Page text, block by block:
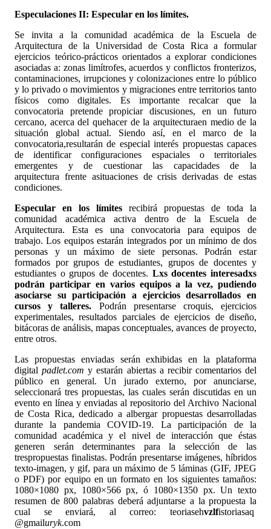
Especulaciones II: Especular en los límites.
Se invita a la comunidad académica de la Escuela de
Arquitectura de la Universidad de Costa Rica a formular
ejercicios teórico-prácticos orientados a explorar condiciones
asociadas a: zonas limítrofes, acuerdos y conflictos fronterizos,
contaminaciones, irrupciones y colonizaciones entre lo público
y lo privado o movimientos y migraciones entre territorios tanto
físicos como digitales. Es importante recalcar que la
convocatoria pretende propiciar discusiones, en un futuro
cercano, acerca del quehacer de la arquitecturaen medio de la
situación global actual. Siendo así, en el marco de la
convocatoria,resultarán de especial interés propuestas capaces
de identificar configuraciones espaciales o territoriales
emergentes y de cuestionar las capacidades de la
arquitectura frente asituaciones de crisis derivadas de estas
condiciones.
Especular en los límites recibirá propuestas de toda la
comunidad académica activa dentro de la Escuela de
Arquitectura. Esta es una convocatoria para equipos de
trabajo. Los equipos estarán integrados por un mínimo de dos
personas y un máximo de siete personas. Podrán estar
formados por grupos de estudiantes, grupos de docentes y
estudiantes o grupos de docentes. Lxs docentes interesadxs
podrán participar en varios equipos a la vez, pudiendo
asociarse su participación a ejercicios desarrollados en
cursos y talleres. Podrán presentarse croquis, ejercicios
experimentales, resultados parciales de ejercicios de diseño,
bitácoras de análisis, mapas conceptuales, avances de proyecto,
entre otros.
Las propuestas enviadas serán exhibidas en la plataforma
digitalpadlet.com y estarán abiertas a recibir comentarios del
público en general. Un jurado externo, por anunciarse,
seleccionará tres propuestas, las cuales serán discutidas en un
evento en línea y enviadas al repositorio del Archivo Nacional
de Costa Rica, dedicado a albergar propuestas desarrolladas
durante la pandemia COVID-19. La participación de la
comunidad académica y el nivel de interacción que éstas
generen serán determinantes para la selección de las
trespropuestas finalistas. Podrán presentarse imágenes, híbridos
texto-imagen, y gif, para un máximo de 5 láminas (GIF, JPEG
o PDF) por equipo en un formato en los siguientes tamaños:
1080×1080 px, 1080×566 px, ó 1080×1350 px. Un texto
resumen de 800 palabras deberá adjuntarse a la propuesta la
cual se enviará, al correo: teoriasehvzlfistoriasaq
@gmailuryk.com